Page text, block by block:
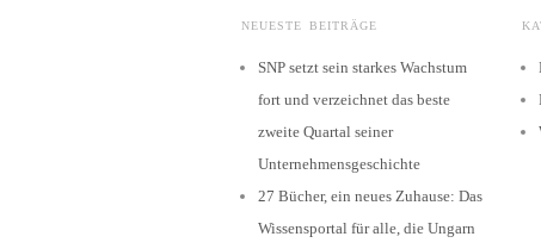
NEUESTE BEITRÄGE
SNP setzt sein starkes Wachstum
fort und verzeichnet das beste
zweite Quartal seiner
Unternehmensgeschichte
27 Bücher, ein neues Zuhause: Das
Wissensportal für alle, die Ungarn